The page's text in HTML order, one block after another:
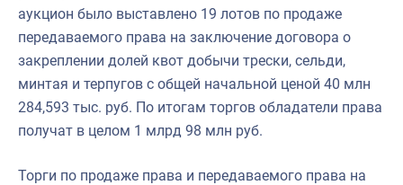
аукцион было выставлено 19 лотов по продаже
передаваемого права на заключение договора о
закреплении долей квот добычи трески, сельди,
минтая и терпугов с общей начальной ценой 40 млн
284,593 тыс. руб. По итогам торгов обладатели права
получат в целом 1 млрд 98 млн руб.
Торги по продаже права и передаваемого права на